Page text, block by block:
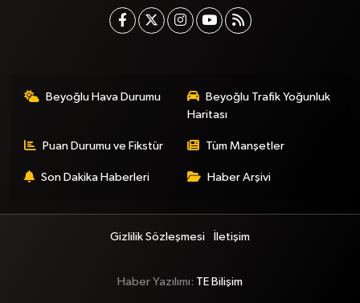
Beyoğlu Hava Durumu
Beyoğlu Trafik Yoğunluk
Haritası
Puan Durumu ve Fikstür Tüm Manşetler
Son Dakika Haberleri Haber Arşivi
Gizlilik Sözleşmesi İletişim
Haber Yazılımı: TE Bilişim